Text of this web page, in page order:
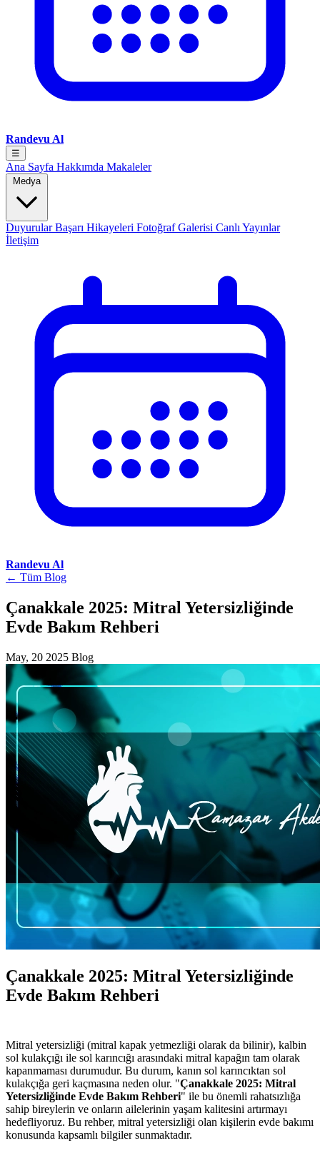
Randevu Al
☰
Ana Sayfa Hakkımda Makaleler
Medya
DuyurularBaşarı Hikayeleri Fotoğraf Galerisi Canlı Yayınlar
İletişim
Randevu Al
← Tüm Blog
Çanakkale 2025: Mitral Yetersizliğinde
Evde Bakım Rehberi
May, 20 2025 Blog
Çanakkale 2025: Mitral Yetersizliğinde
Evde Bakım Rehberi
Mitral yetersizliği (mitral kapak yetmezliği olarak da bilinir), kalbin
sol kulakçığı ile sol karıncığı arasındaki mitral kapağın tam olarak
kapanmaması durumudur. Bu durum, kanın sol karıncıktan sol
kulakçığa geri kaçmasına neden olur. "Çanakkale 2025: Mitral
Yetersizliğinde Evde Bakım Rehberi" ile bu önemli rahatsızlığa
sahip bireylerin ve onların ailelerinin yaşam kalitesini artırmayı
hedefliyoruz. Bu rehber, mitral yetersizliği olan kişilerin evde bakımı
konusunda kapsamlı bilgiler sunmaktadır.